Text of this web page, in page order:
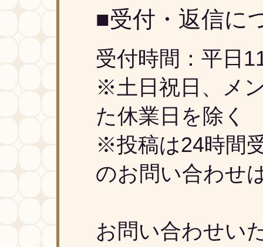
■受付・返信に
受付時間：平日
※土日祝日、メ
た休業日を除く
※投稿は24時間
のお問い合わせ
お問い合わせい